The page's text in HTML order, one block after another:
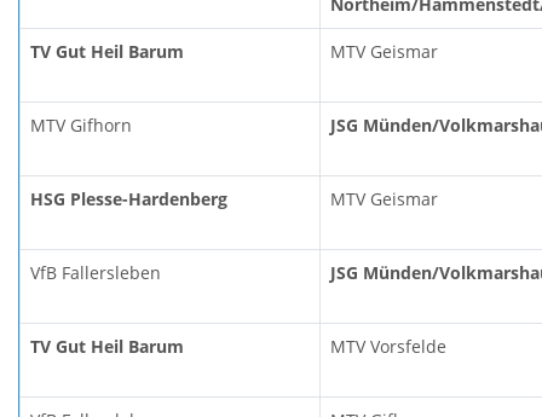
TV Gut Heil Barum MTV Geismar
MTV Gifhorn JSG Münden/
HSG Plesse-Hardenberg MTV Geismar
VfB Fallersleben JSG Münden/
TV Gut Heil Barum MTV Vorsfelde